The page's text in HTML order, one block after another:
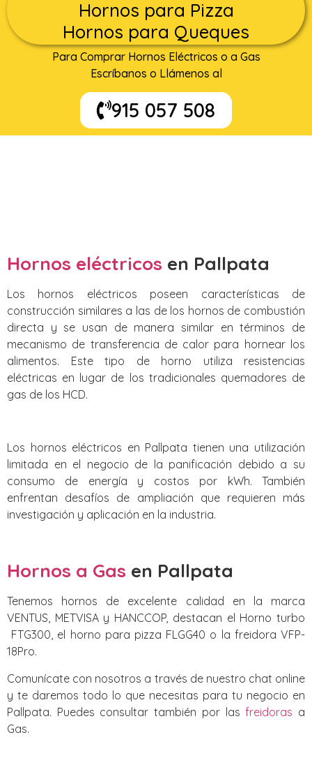
Hornos para Pizza
Hornos para Queques
Para Comprar Hornos Eléctricos o a Gas
Escríbanos o Llámenos al
915 057 508
Hornos eléctricos en Pallpata
Los hornos eléctricos poseen características de
construcción similares a las de los hornos de combustión
directa y se usan de manera similar en términos de
mecanismo de transferencia de calor para hornear los
alimentos. Este tipo de horno utiliza resistencias
eléctricas en lugar de los tradicionales quemadores de
gas de los HCD.
Los hornos eléctricos en Pallpata tienen una utilización
limitada en el negocio de la panificación debido a su
consumo de energía y costos por kWh. También
enfrentan desafíos de ampliación que requieren más
investigación y aplicación en la industria.
Hornos a Gas en Pallpata
Tenemos hornos de excelente calidad en la marca
VENTUS, METVISA y HANCCOP, destacan el Horno turbo
FTG300, el horno para pizza FLGG40 o la freidora VFP-
18Pro.
Comunícate con nosotros a través de nuestro chat online
y te daremos todo lo que necesitas para tu negocio en
Pallpata. Puedes consultar también por lasfreidoras a
Gas.